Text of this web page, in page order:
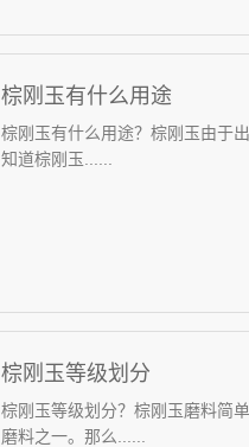
棕刚玉有什么用途
棕刚玉有什么用途？棕刚玉由于
知道棕刚玉......
棕刚玉等级划分
棕刚玉等级划分？棕刚玉磨料简
磨料之一。那么......